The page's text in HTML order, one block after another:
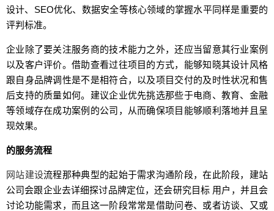
设计、SEO优化、数据安全等核心领域的掌握水平同样是重要的
评判标准。
企业除了要关注服务商的技术能力之外，还应当留意其行业案例
以及客户评价。借助查看过往项目的方式，能够知晓其设计风格
跟自身品牌调性是不是相符合，以及项目交付的及时性状况和售
后支持的质量如何。建议企业优先挑选那些于电商、教育、金融
等领域存在成功案例的公司，从而确保项目能够顺利落地并且呈
现效果。
的服务流程
网站建设流程那种典型的起始于需求沟通阶段，在此阶段，建站
公司会跟企业去详细探讨品牌定位，还会研究目标 用户，并且会
讨论功能需求，而且这一阶段常常是借助问卷、或者访谈、又或